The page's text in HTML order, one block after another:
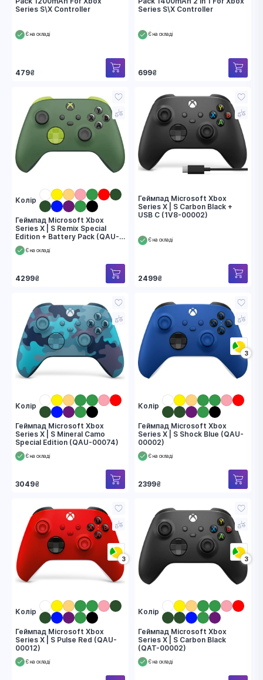
Series S\X Controller
Є на складі
479₴
Series S\X Controller
Є на складі
699₴
Колір
Геймпад Microsoft Xbox
Series X | S Remix Special
Edition + Battery Pack (QAU-
00114)
Є на складі
4299₴
Геймпад Microsoft Xbox
Series X | S Carbon Black +
USB C (1V8-00002)
Є на складі
2499₴
Колір
Геймпад Microsoft Xbox
Series X | S Mineral Camo
Special Edition (QAU-00074)
Є на складі
3049₴
3
Колір
Геймпад Microsoft Xbox
Series X | S Shock Blue (QAU-
00002)
Є на складі
2399₴
3
Колір
Геймпад Microsoft Xbox
Series X | S Pulse Red (QAU-
00012)
Є на складі
3
Колір
Геймпад Microsoft Xbox
Series X | S Carbon Black
(QAT-00002)
Є на складі